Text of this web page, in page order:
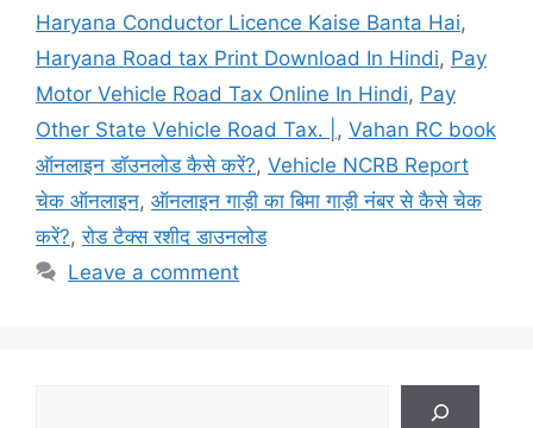
Haryana Conductor Licence Kaise Banta Hai,
Haryana Road tax Print Download In Hindi, Pay
Motor Vehicle Road Tax Online In Hindi, Pay
Other State Vehicle Road Tax. | , Vahan RC book
ऑनलाइन डॉउनलोड कैसे करें?, Vehicle NCRB Report
चेक ऑनलाइन, ऑनलाइन गाड़ी का बिमा गाड़ी नंबर से कैसे चेक
करें?,रोड टैक्स रशीद डाउनलोड
Leave a comment